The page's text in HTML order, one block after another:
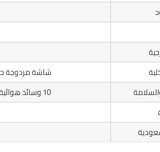
شاشة مزدوجة حتى 24.6 بوصة، مقاعد جلدية مُبردة ومدفأة، شاحن لاسلكي،
10 وسائد هوائية، نظام كاميرا 540 درجة، فرامل تلقائية، الحفاظ على المسار، حساسات أمامية وخلفية